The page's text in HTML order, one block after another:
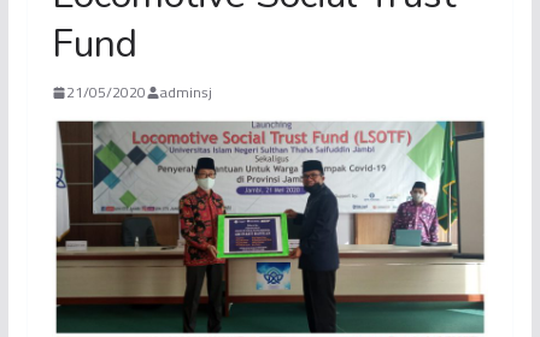
Fund
21/05/2020 adminsj